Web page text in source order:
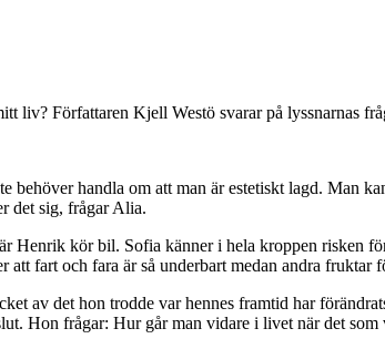
liv? Författaren Kjell Westö svarar på lyssnarnas
behöver handla om att man är estetiskt lagd. Man
det sig, frågar Alia.
Henrik kör bil. Sofia känner i hela kroppen risken
fart och fara är så underbart medan andra fruktar
av det hon trodde var hennes framtid har
Hon frågar: Hur går man vidare i livet när det